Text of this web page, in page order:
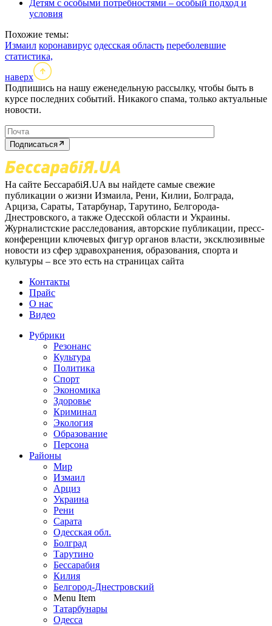
Детям с особыми потребностями – особый подход и
условия
Похожие темы:
Измаил коронавирус одесская область переболевшие
статистика,
наверх
Подпишись на нашу еженедельную рассылку, чтобы быть в
курсе последних событий. Никакого спама, только актуальные
новости.
Подписаться
На сайте БессарабіЯ.UA вы найдете самые свежие
публикации о жизни Измаила, Рени, Килии, Болграда,
Арциза, Сараты, Татарбунар, Тарутино, Белгорода-
Днестровского, а также Одесской области и Украины.
Журналистские расследования, авторские публикации, пресс-
конференции ключевых фигур органов власти, эксклюзивные
новости из сфер здравохранения, образования, спорта и
культуры – все это есть на страницах сайта
Контакты
Прайс
О нас
Видео
Рубрики
Резонанс
Культура
Политика
Спорт
Экономика
Здоровье
Криминал
Экология
Образование
Персона
Районы
Мир
Измаил
Арциз
Украина
Рени
Сарата
Одесская обл.
Болград
Тарутино
Бессарабия
Килия
Белгород-Днестровский
Menu Item
Татарбунары
Одесса